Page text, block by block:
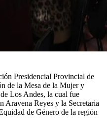
Presidencial Provincial de
de la Mesa de la Mujer y
Los Andes, la cual fue
Aravena Reyes y la Secretaria
de Género de la región